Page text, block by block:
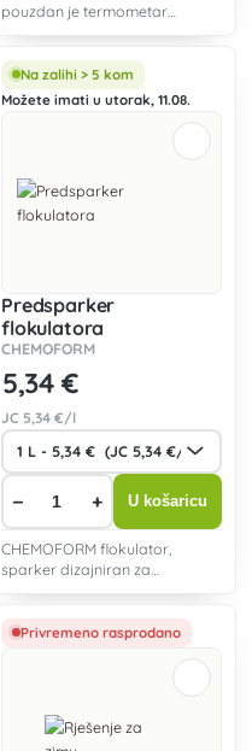
pouzdan je termometar
Na zalihi > 5 kom
Možete imati u utorak, 11.08.
Predsparker
flokulatora
CHEMOFORM
5,34 €
JC 5,34 €/l
− + U košaricu
CHEMOFORM flokulator,
sparker dizajniran za
vode.
Privremeno rasprodano